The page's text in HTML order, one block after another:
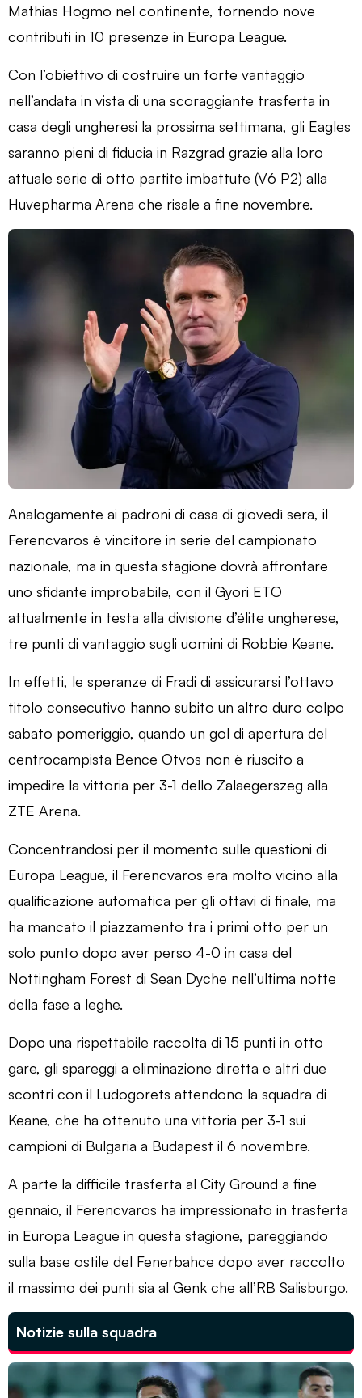
Mathias Hogmo nel continente, fornendo nove
contributi in 10 presenze in Europa League.
Con l’obiettivo di costruire un forte vantaggio
nell’andata in vista di una scoraggiante trasferta in
casa degli ungheresi la prossima settimana, gli Eagles
saranno pieni di fiducia in Razgrad grazie alla loro
attuale serie di otto partite imbattute (V6 P2) alla
Huvepharma Arena che risale a fine novembre.
Analogamente ai padroni di casa di giovedì sera, il
Ferencvaros è vincitore in serie del campionato
nazionale, ma in questa stagione dovrà affrontare
uno sfidante improbabile, con il Gyori ETO
attualmente in testa alla divisione d’élite ungherese,
tre punti di vantaggio sugli uomini di Robbie Keane.
In effetti, le speranze di Fradi di assicurarsi l’ottavo
titolo consecutivo hanno subito un altro duro colpo
sabato pomeriggio, quando un gol di apertura del
centrocampista Bence Otvos non è riuscito a
impedire la vittoria per 3-1 dello Zalaegerszeg alla
ZTE Arena.
Concentrandosi per il momento sulle questioni di
Europa League, il Ferencvaros era molto vicino alla
qualificazione automatica per gli ottavi di finale, ma
ha mancato il piazzamento tra i primi otto per un
solo punto dopo aver perso 4-0 in casa del
Nottingham Forest di Sean Dyche nell’ultima notte
della fase a leghe.
Dopo una rispettabile raccolta di 15 punti in otto
gare, gli spareggi a eliminazione diretta e altri due
scontri con il Ludogorets attendono la squadra di
Keane, che ha ottenuto una vittoria per 3-1 sui
campioni di Bulgaria a Budapest il 6 novembre.
A parte la difficile trasferta al City Ground a fine
gennaio, il Ferencvaros ha impressionato in trasferta
in Europa League in questa stagione, pareggiando
sulla base ostile del Fenerbahce dopo aver raccolto
il massimo dei punti sia al Genk che all’RB Salisburgo.
Notizie sulla squadra